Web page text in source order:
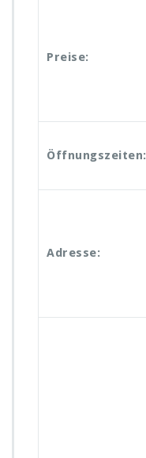
Preise:
Öffnungszeiten:
Adresse: